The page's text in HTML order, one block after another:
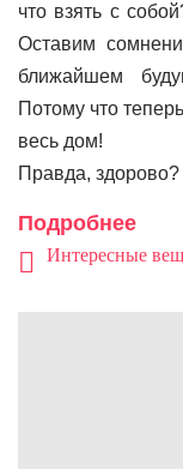
что взять с
Оставим
ближайшем
Потому что
весь дом!
Правда, здорово?
Подробнее
Интересные